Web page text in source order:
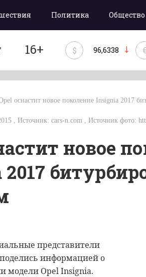
Политика Общество
16+ $ 96,6338
оснастит новое поколение Insignia 2017
, Источник: cars-n.com , Источник фото:
новое
представители
информацией о
модели Opel Insignia.